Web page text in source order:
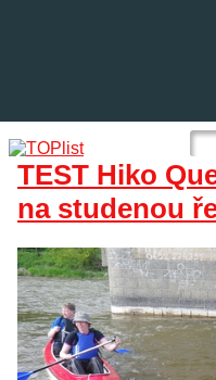
TEST Hiko
na studenou